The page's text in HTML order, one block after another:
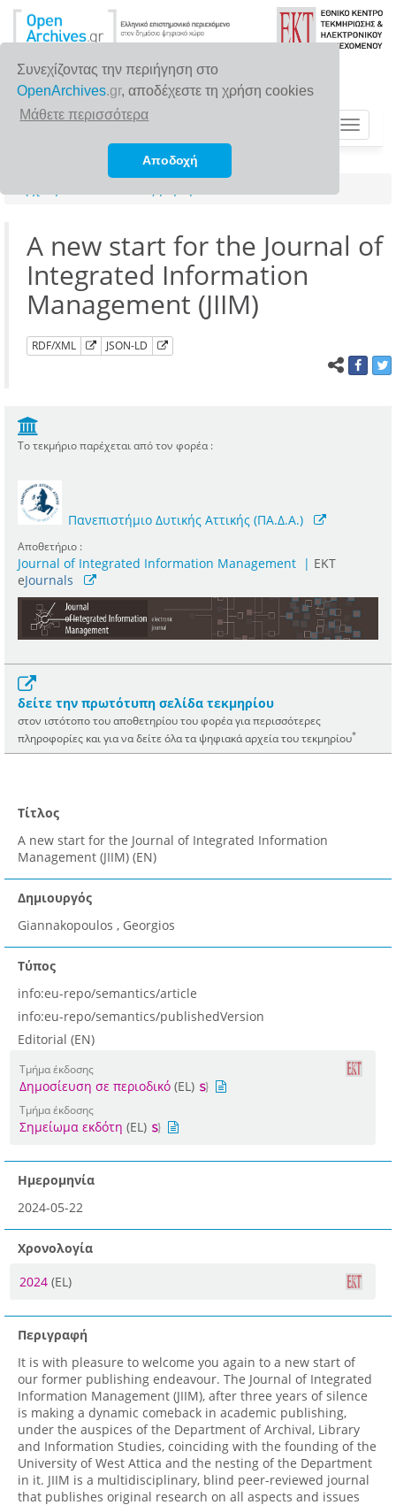
Συνεχίζοντας την περιήγηση στο
OpenArchives.gr, αποδέχεστε τη χρήση cookies
Μάθετε περισσότερα
Αποδοχή
Toggle
A new start for the Journal of
Integrated Information
Management (JIIM)
RDF/XML JSON-LD
Το τεκμήριο παρέχεται από τον φορέα :
Πανεπιστήμιο Δυτικής Αττικής (ΠΑ.Δ.Α.)
Αποθετήριο :
Journal of Integrated Information Management | ΕΚΤ
eJournals
δείτε την πρωτότυπη σελίδα τεκμηρίου
στον ιστότοπο του αποθετηρίου του φορέα για περισσότερες
πληροφορίες και για να δείτε όλα τα ψηφιακά αρχεία του τεκμηρίου*
Τίτλος
A new start for the Journal of Integrated Information
Management (JIIM) (EN)
Δημιουργός
Giannakopoulos , Georgios
Τύπος
info:eu-repo/semantics/article
info:eu-repo/semantics/publishedVersion
Editorial (EN)
Τμήμα έκδοσης
Δημοσίευση σε περιοδικό (EL)
Τμήμα έκδοσης
Σημείωμα εκδότη (EL)
Ημερομηνία
2024-05-22
Χρονολογία
2024 (EL)
Περιγραφή
It is with pleasure to welcome you again to a new start of
our former publishing endeavour. The Journal of Integrated
Information Management (JIIM), after three years of silence
is making a dynamic comeback in academic publishing,
under the auspices of the Department of Archival, Library
and Information Studies, coinciding with the founding of the
University of West Attica and the nesting of the Department
in it. JIIM is a multidisciplinary, blind peer-reviewed journal
that publishes original research on all aspects and issues